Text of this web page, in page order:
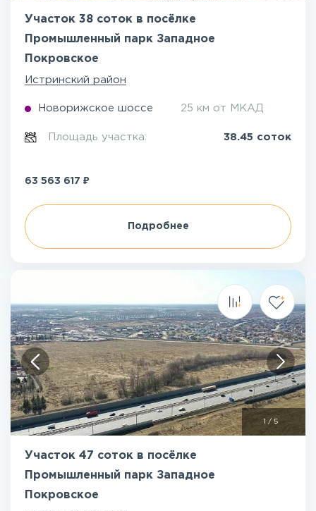
Участок 38 соток в посёлке
Промышленный парк Западное
Покровское
Истринский район
Новорижское шоссе 25 км от МКАД
Площадь участка: 38.45 соток
63 563 617 ₽
Подробнее
/ 5
Участок 47 соток в посёлке
Промышленный парк Западное
Покровское